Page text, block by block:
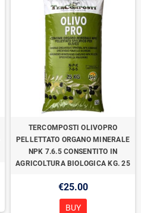
TERCOMPOSTI OLIVOPRO
PELLETTATO ORGANO MINERALE
NPK 7.6.5 CONSENTITO IN
AGRICOLTURA BIOLOGICA KG. 25
€25.00
BUY